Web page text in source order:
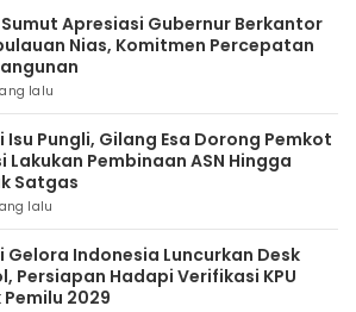
Sumut Apresiasi Gubernur Berkantor
Nias, Komitmen Percepatan
lalu
Isu Pungli, Gilang Esa Dorong Pemkot
Lakukan Pembinaan ASN Hingga
Satgas
lalu
Gelora Indonesia Luncurkan Desk
Persiapan Hadapi Verifikasi KPU
Pemilu 2029